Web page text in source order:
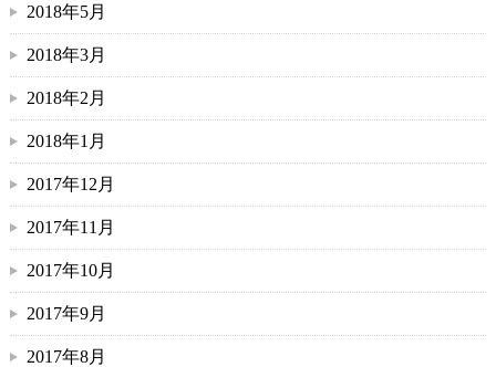
2018年5月
2018年3月
2018年2月
2018年1月
2017年12月
2017年11月
2017年10月
2017年9月
2017年8月